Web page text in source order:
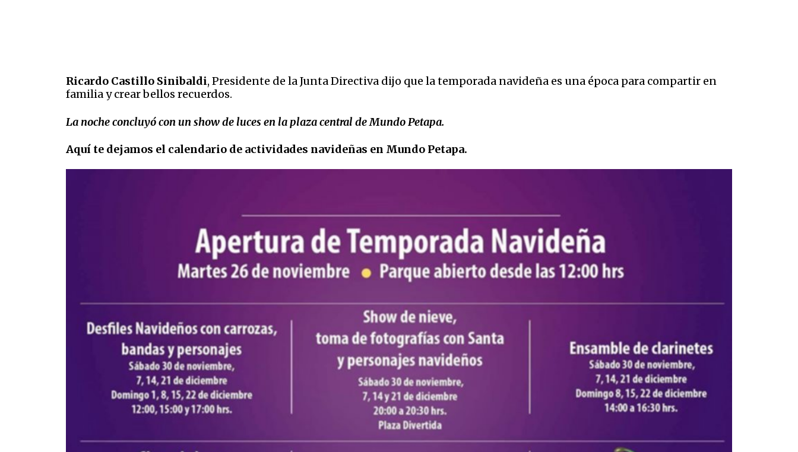
Ricardo Castillo Sinibaldi, Presidente de la Junta Directiva dijo que la temporada navideña es una época para compartir en
familia y crear bellos recuerdos.
La noche concluyó con un show de luces en la plaza central de Mundo Petapa.
Aquí te dejamos el calendario de actividades navideñas en Mundo Petapa.